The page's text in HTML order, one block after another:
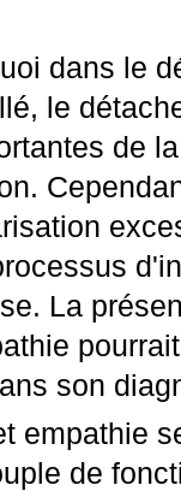
dans le
le
de
La
son
empathie
de